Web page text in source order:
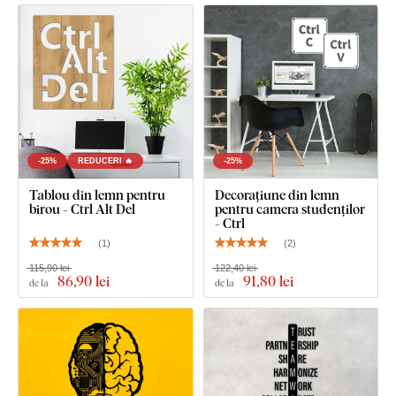
zile
Produsul este tăiat cu tehnologie laser din placă deHDF -
placă din fibre de lemn cu densitate mare , care se obține
prin presarea fibrelor de lemn și a rășinii sub presiune.
Materialul estesolid(grosime 3 mm), stabil ca formă și cu
suprafață netedă
. Datorită rezistenței, putem tăia șidetalii
fine și subțiri.
Puteți alege dintre12 decorațiuni
cu lac semi-mat, care
-25% REDUCERI 🔥
Tablou din lemn pentru
birou - Ctrl Alt Del
(1 )
de la 86,90 lei
115,90 lei
-25%
Decorațiune din lemn
pentru camera studenților
- Ctrl
(2)
de la 91,80 lei
122,40 lei